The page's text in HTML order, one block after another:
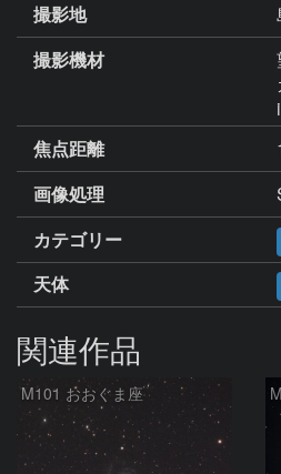
撮影地
撮影機材
焦点距離
画像処理
カテゴリー
天体
関連作品
M101 おおぐま座